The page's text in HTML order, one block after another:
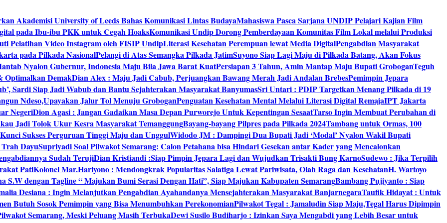
Akademisi University of Leeds Bahas Komunikasi Lintas BudayaMahasiswa Pasca Sarjana UNDIP Pelajari Kajian Film
pada Ibu-ibu PKK untuk Cegah HoaksKomunikasi Undip Dorong Pemberdayaan Komunitas Film Lokal melalui Produksi
Pelatihan Video Instagram oleh FISIP UndipLiterasi Kesehatan Perempuan lewat Media DigitalPengabdian Masyarakat
pada Pilkada NasionalPelangi di Atas Semangka Pilkada JatimSuyono Siap Lagi Maju di Pilkada Batang, Akan Fokus
Nyalon Gubernur, Indonesia Maju Bila Jawa Barat KuatPersiapan 3 Tahun, Amin Mantap Maju Bupati GroboganTeguh
Optimalkan DemakDian Alex : Maju Jadi Cabub, Perjuangkan Bawang Merah Jadi Andalan BrebesPemimpin Jepara
Sardi Siap Jadi Wabub dan Bantu Sejahterakan Masyarakat BanyumasSri Untari : PDIP Targetkan Menang Pilkada di 19
Ndeso,Upayakan Jalur Tol Menuju GroboganPenguatan Kesehatan Mental Melalui Literasi Digital RemajaIPT Jakarta
NegeriDion Agasi : Jangan Gadaikan Masa Depan Purworejo Untuk Kepentingan SesaatTarso Ingin Membuat Perubahan di
Jadi Tolok Ukur Kesra Masyarakat TemanggungBayang-bayang Pilpres pada Pilkada 2024Tambang untuk Ormas, 100
Sukses Perguruan Tinggi Maju dan UnggulWidodo JM : Dampingi Dua Bupati Jadi ‘Modal’ Nyalon Wakil Bupati
Trah DayuSupriyadi Soal Pilwakot Semarang: Calon Petahana bisa Hindari Gesekan antar Kader yang Mencalonkan
Sudah TerujiDian Kristiandi :Siap Pimpin Jepara Lagi dan Wujudkan Trisakti Bung KarnoSudewo : Jika Terpilih
PatiKolonel Mar.Hariyono : Mendongkrak Popularitas Salatiga Lewat Pariwisata, Olah Raga dan KesehatanH. Wartoyo
S.W dengan Tagline “ Majukan Bumi Serasi Dengan Hati”, Siap Majukan Kabupaten SemarangBambang Pujiyanto : Siap
Desiana : Ingin Melanjutkan Pengabdian Ayahandanya Mensejahterakan Masyarakat BanjarnegaraTaufik Hidayat : Untuk
Butuh Sosok Pemimpin yang Bisa Menumbuhkan PerekonomianPilwakot Tegal : Jamaludin Siap Maju,Tegal Harus Dipimpin
Semarang, Meski Peluang Masih TerbukaDewi Susilo Budiharjo : Izinkan Saya Mengabdi yang Lebih Besar untuk